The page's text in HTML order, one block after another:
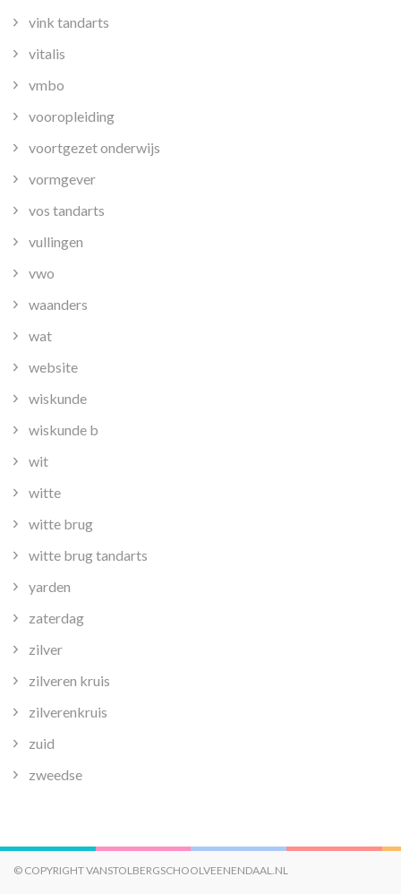
vink tandarts
vitalis
vmbo
vooropleiding
voortgezet onderwijs
vormgever
vos tandarts
vullingen
vwo
waanders
wat
website
wiskunde
wiskunde b
wit
witte
witte brug
witte brug tandarts
yarden
zaterdag
zilver
zilveren kruis
zilverenkruis
zuid
zweedse
© COPYRIGHT VANSTOLBERGSCHOOLVEENENDAAL.NL